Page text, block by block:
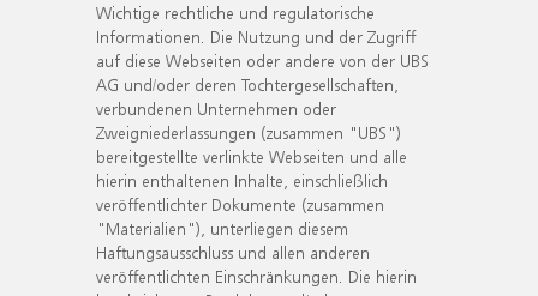
Wichtige rechtliche und regulatorische
Informationen. Die Nutzung und der Zugriff
auf diese Webseiten oder andere von der UBS
AG und/oder deren Tochtergesellschaften,
verbundenen Unternehmen oder
Zweigniederlassungen (zusammen "UBS")
bereitgestellte verlinkte Webseiten und alle
hierin enthaltenen Inhalte, einschließlich
veröffentlichter Dokumente (zusammen
"Materialien"), unterliegen diesem
Haftungsausschluss und allen anderen
veröffentlichten Einschränkungen. Die hierin